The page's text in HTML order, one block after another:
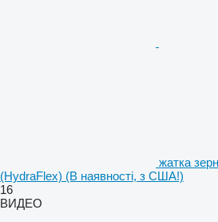
жатка
(HydraFlex) (В наявності, з США!)
16
ВИДЕО